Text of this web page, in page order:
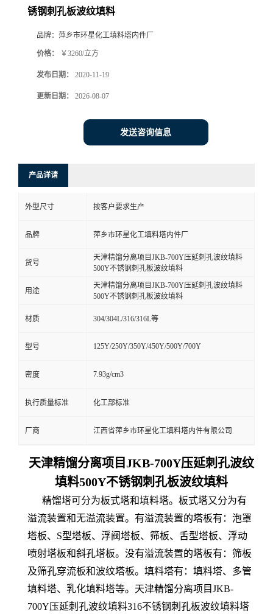
锈钢刺孔板波纹填料
品牌： 萍乡市环星化工填料塔内件厂
价格： ￥3260/立方
发布日期： 2020-11-19
更新日期： 2026-08-07
发送咨询信息
产品详请
外型尺寸 按客户要求生产
品牌 萍乡市环星化工填料塔内件厂
货号
天津精馏分离项目JKB-700Y压延刺孔波纹填料
500Y不锈钢刺孔板波纹填料
用途
天津精馏分离项目JKB-700Y压延刺孔波纹填料
500Y不锈钢刺孔板波纹填料
材质 304/304L/316/316L等
型号 125Y/250Y/350Y/450Y/500Y/700Y
密度 7.93g/cm3
执行质量标准 化工部标准
厂商 江西省萍乡市环星化工填料塔内件有限公司
天津精馏分离项目JKB-700Y压延刺孔波纹
填料500Y不锈钢刺孔板波纹填料
精馏塔可分为板式塔和填料塔。板式塔又分为有
溢流装置和无溢流装置。有溢流装置的塔板有：泡罩
塔板、S型塔板、浮阀塔板、筛板、舌型塔板、浮动
喷射塔板和斜孔塔板。没有溢流装置的塔板有：筛板
及筛孔穿流板和波纹塔板。填料塔有：填料塔、多管
填料塔、乳化填料塔等。天津精馏分离项目JKB-
700Y压延刺孔波纹填料316不锈钢刺孔板波纹填料塔